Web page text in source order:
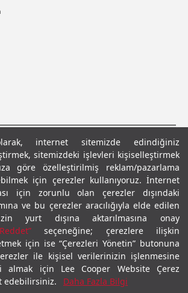
internet sitemizde edindiğiniz
sitemizdeki işlevleri kişiselleştirmek
göre özelleştirilmiş reklam/pazarlama
için çerezler kullanıyoruz. İnternet
için zorunlu olan çerezler dışındaki
ve bu çerezler aracılığıyla elde edilen
yurt dışına aktarılmasına onay
seçeneğine; çerezlere ilişkin
için ise “Çerezleri Yönetin” butonuna
ile kişisel verilerinizin işlenmesine
almak için Lee Cooper Website Çerez
edebilirsiniz.
Daha Fazla Bilgi
Politikası KVKK Aydınlatma MetniŞartlar ve Koşullar
Leecooper - Tüm Hakları Saklıdır.